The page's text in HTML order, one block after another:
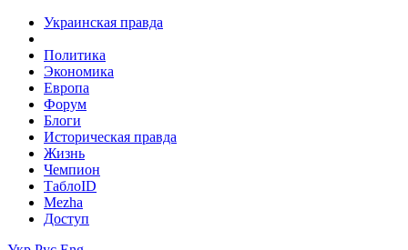
Украинская правда
Политика
Экономика
Европа
Форум
Блоги
Историческая правда
Жизнь
Чемпион
ТаблоID
Mezha
Доступ